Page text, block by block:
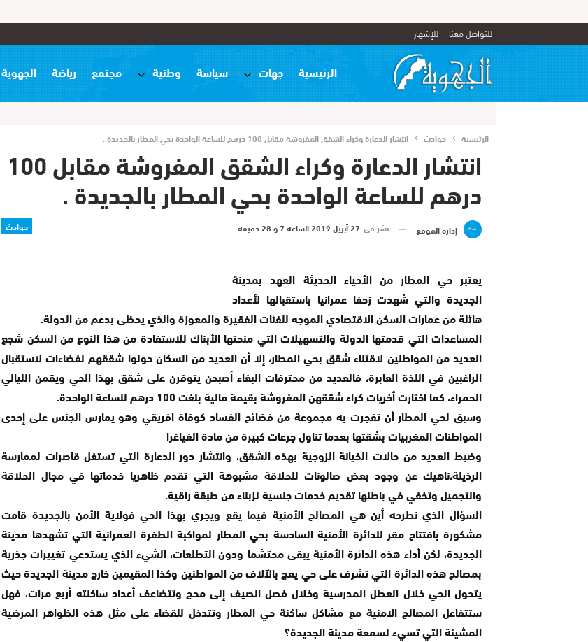
للتواصل معنا للإشهار
الرئيسية جهات سياسة وطنية مجتمع رياضة الجهوية TV
الرئيسية حوادث انتشار الدعارة وكراء الشقق المفروشة مقابل 100 درهم للساعة الواحدة بحي المطار بالجديدة .
انتشار الدعارة وكراء الشقق المفروشة مقابل 100
درهم للساعة الواحدة بحي المطار بالجديدة .
حوادث إدارة الموقع نشر في 27 أبريل 2019 الساعة 7 و 28 دقيقة
يعتبر حي المطار من الأحياء الحديثة العهد بمدينة
الجديدة والتي شهدت زحفا عمرانيا باستقبالها لأعداد
هائلة من عمارات السكن الاقتصادي الموجه للفئات الفقيرة والمعوزة والذي يحظى بدعم من الدولة.
المساعدات التي قدمتها الدولة والتسهيلات التي منحتها الأبناك للاستفادة من هذا النوع من السكن شجع
العديد من المواطنين لاقتناء شقق بحي المطار، إلا أن العديد من السكان حولوا شققهم لفضاءات لاستقبال
الراغبين في اللذة العابرة، فالعديد من محترفات البغاء أصبحن يتوفرن على شقق بهذا الحي ويقمن الليالي
الحمراء، كما اختارت أخريات كراء شققهن المفروشة بقيمة مالية بلغت 100 درهم للساعة الواحدة.
وسبق لحي المطار أن تفجرت به مجموعة من فضائح الفساد كوفاة افريقي وهو يمارس الجنس على إحدى
المواطنات المغربيات بشقتها بعدما تناول جرعات كبيرة من مادة الفياغرا
وضبط العديد من حالات الخيانة الزوجية بهذه الشقق، وانتشار دور الدعارة التي تستغل قاصرات لممارسة
الرذيلة،ناهيك عن وجود بعض صالونات للحلاقة مشبوهة التي تقدم ظاهريا خدماتها في مجال الحلاقة
والتجميل وتخفي في باطنها تقديم خدمات جنسية لزبناء من طبقة راقية.
السؤال الذي نطرحه أين هي المصالح الأمنية فيما يقع ويجري بهذا الحي فولاية الأمن بالجديدة قامت
مشكورة بافتتاح مقر للدائرة الأمنية السادسة بحي المطار لمواكبة الطفرة العمرانية التي تشهدها مدينة
الجديدة، لكن أداء هذه الدائرة الأمنية يبقى محتشما ودون التطلعات، الشيء الذي يستدعي تغييرات جذرية
بمصالح هذه الدائرة التي تشرف على حي يعج بالآلاف من المواطنين وكذا المقيمين خارج مدينة الجديدة حيث
يتحول الحي خلال العطل المدرسية وخلال فصل الصيف إلى محج وتتضاعف أعداد ساكنته أربع مرات، فهل
ستتفاعل المصالح الامنية مع مشاكل ساكنة حي المطار وتتدخل للقضاء على مثل هذه الظواهر المرضية
المشينة التي تسيء لسمعة مدينة الجديدة؟